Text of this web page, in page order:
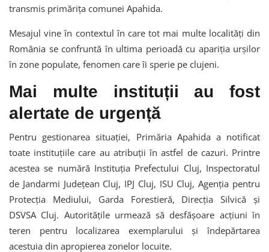
transmis primărița comunei Apahida.
Mesajul vine în contextul în care tot mai multe localități din
România se confruntă în ultima perioadă cu apariția urșilor
în zone populate, fenomen care îi sperie pe clujeni.
Mai multe instituții au fost
alertate de urgență
Pentru gestionarea situației, Primăria Apahida a notificat
toate instituțiile care au atribuții în astfel de cazuri. Printre
acestea se numără Instituția Prefectului Cluj, Inspectoratul
de Jandarmi Județean Cluj, IPJ Cluj, ISU Cluj, Agenția pentru
Protecția Mediului, Garda Forestieră, Direcția Silvică și
DSVSA Cluj. Autoritățile urmează să desfășoare acțiuni în
teren pentru localizarea exemplarului și îndepărtarea
acestuia din apropierea zonelor locuite.